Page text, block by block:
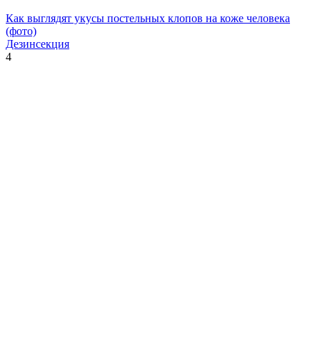
Как выглядят укусы постельных клопов на коже человека
(фото)
Дезинсекция
4